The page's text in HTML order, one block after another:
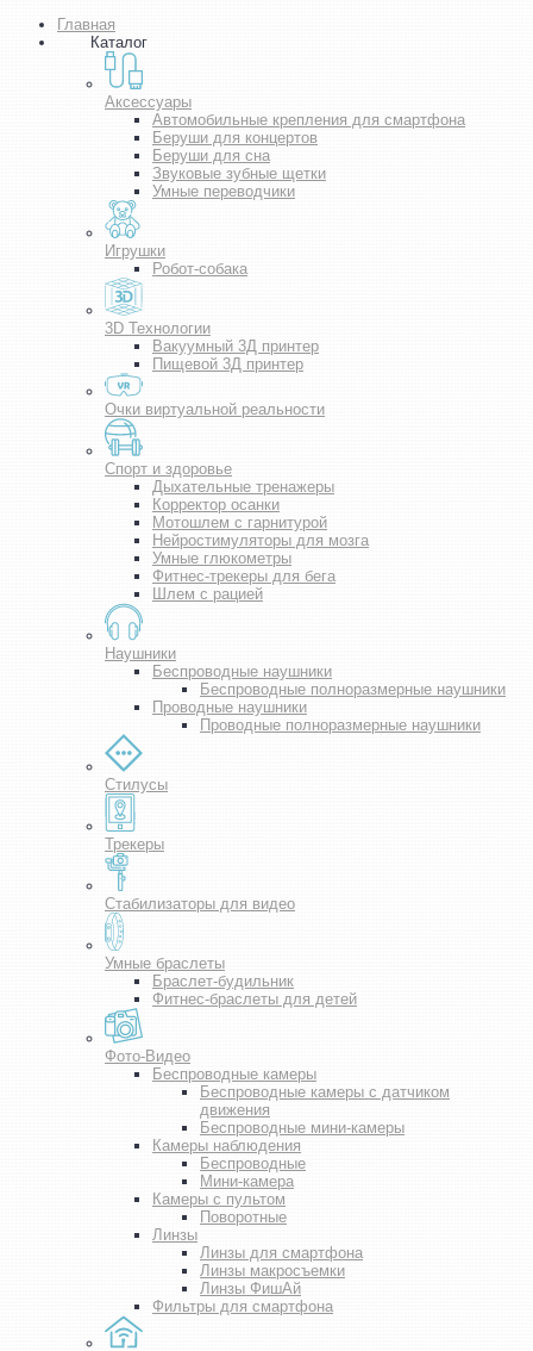
Главная
Каталог
Аксессуары
Автомобильные крепления для смартфона
Беруши для концертов
Беруши для сна
Звуковые зубные щетки
Умные переводчики
Игрушки
Робот-собака
3D Технологии
Вакуумный 3Д принтер
Пищевой 3Д принтер
Очки виртуальной реальности
Спорт и здоровье
Дыхательные тренажеры
Корректор осанки
Мотошлем с гарнитурой
Нейростимуляторы для мозга
Умные глюкометры
Фитнес-трекеры для бега
Шлем с рацией
Наушники
Беспроводные наушники
Беспроводные полноразмерные наушники
Проводные наушники
Проводные полноразмерные наушники
Стилусы
Трекеры
Стабилизаторы для видео
Умные браслеты
Браслет-будильник
Фитнес-браслеты для детей
Фото-Видео
Беспроводные камеры
Беспроводные камеры с датчиком
движения
Беспроводные мини-камеры
Камеры наблюдения
Беспроводные
Мини-камера
Камеры с пультом
Поворотные
Линзы
Линзы для смартфона
Линзы макросъемки
Линзы ФишАй
Фильтры для смартфона